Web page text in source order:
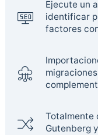
Ejecute un
identificar
factores
Totalmente
Gutenberg